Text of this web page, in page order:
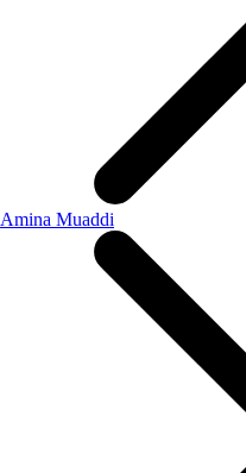
Amina Muaddi